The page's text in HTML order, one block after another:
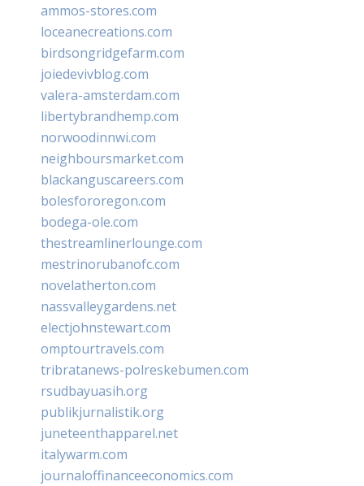
ammos-stores.com
loceanecreations.com
birdsongridgefarm.com
joiedevivblog.com
valera-amsterdam.com
libertybrandhemp.com
norwoodinnwi.com
neighboursmarket.com
blackanguscareers.com
bolesfororegon.com
bodega-ole.com
thestreamlinerlounge.com
mestrinorubanofc.com
novelatherton.com
nassvalleygardens.net
electjohnstewart.com
omptourtravels.com
tribratanews-polreskebumen.com
rsudbayuasih.org
publikjurnalistik.org
juneteenthapparel.net
italywarm.com
journaloffinanceeconomics.com